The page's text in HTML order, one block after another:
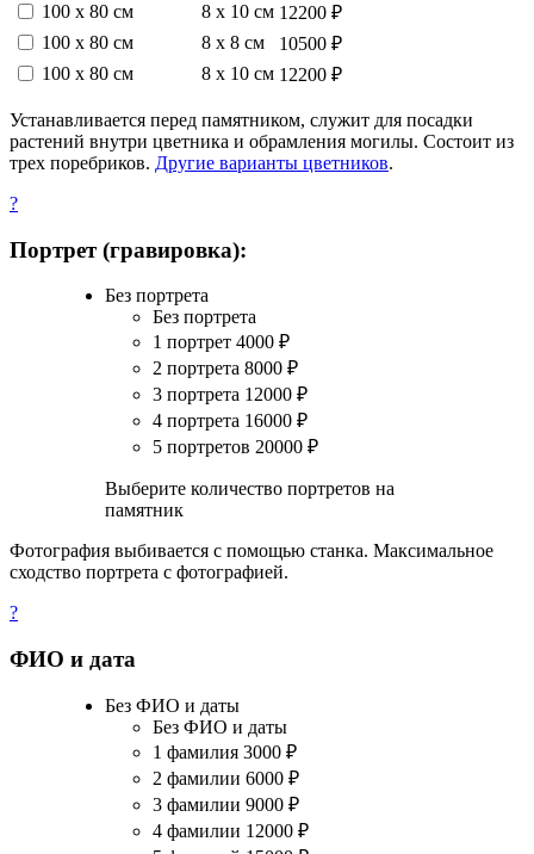
100 х 80 см
8 х 10 см 12200 ₽
100 х 80 см
8 х 8 см
10500 ₽
100 х 80 см
8 х 10 см 12200 ₽
Устанавливается перед памятником, служит для посадки
растений внутри цветника и обрамления могилы. Состоит из
трех поребриков. Другие варианты цветников.
?
Портрет (гравировка):
Без портрета
Без портрета
1 портрет 4000 ₽
2 портрета 8000 ₽
3 портрета 12000 ₽
4 портрета 16000 ₽
5 портретов 20000 ₽
Выберите количество портретов на
памятник
Фотография выбивается с помощью станка. Максимальное
сходство портрета с фотографией.
?
ФИО и дата
Без ФИО и даты
Без ФИО и даты
1 фамилия 3000 ₽
2 фамилии 6000 ₽
3 фамилии 9000 ₽
4 фамилии 12000 ₽